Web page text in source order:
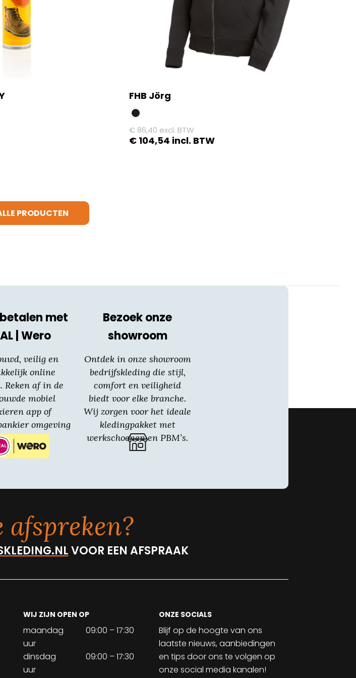
FHB Jörg
€86,40 excl. BTW
€104,54 incl. BTW
op
productpagina
PRODUCTEN
met
| Wero
veilig en
online
Reken af in de
mobiel
app of
omgeving
jouw bank.
Bezoek onze
showroom
Ontdek in onze showroom
bedrijfskleding die stijl,
comfort en veiligheid
biedt voor elke branche.
Wij zorgen voor het ideale
kledingpakket met
werkschoenen en PBM’s.
afspreken?
VOOR EEN AFSPRAAK
WIJ ZIJN OPEN OP
maandag
09:00 – 17:30
uur
dinsdag
09:00 – 17:30
uur
ONZE SOCIALS
Blijf op de hoogte van ons
laatste nieuws, aanbiedingen
en tips door ons te volgen op
onze social media kanalen!